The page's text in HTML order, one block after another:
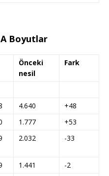
Boyutlar
Önceki
nesil
Fark
4.640
+48
1.777
+53
2.032 -33
1.441
-2